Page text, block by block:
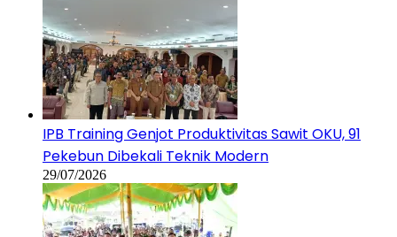
IPB Training Genjot Produktivitas Sawit OKU, 91
Pekebun Dibekali Teknik Modern
29/07/2026